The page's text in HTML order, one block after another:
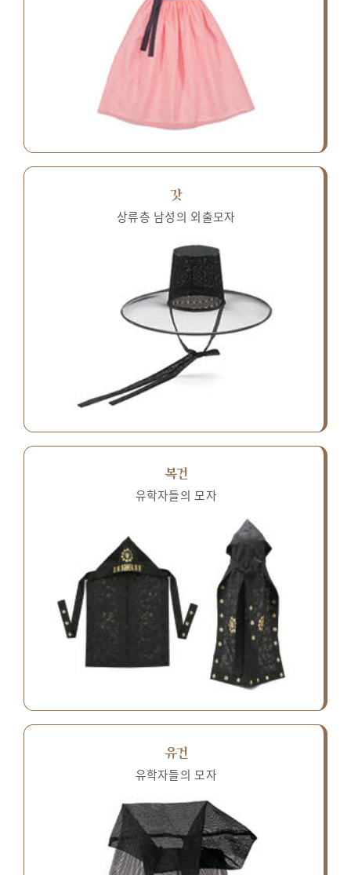
갓
상류층 남성의 외출모자
복건
유학자들의 모자
유건
유학자들의 모자